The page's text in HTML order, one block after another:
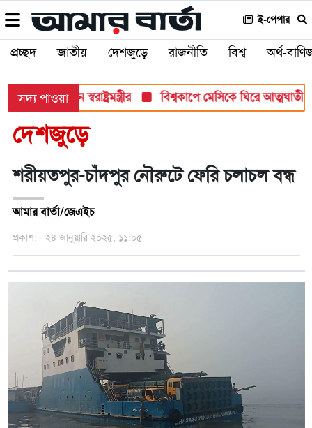
ই-পেপার
প্রচ্ছদ জাতীয় দেশজুড়ে রাজনীতি বিশ্ব অর্থ-
সদ্য পাওয়া
প্রতি আহ্বান স্বরাষ্ট্রমন্ত্রীর বিশ্বকাপে মেসিকে ঘিরে আত্মঘাতী
দেশজুড়ে
শরীয়তপুর-চাঁদপুর নৌরুটে ফেরি চলাচল বন্ধ
আমার বার্তা/জেএইচ
প্রকাশ: ২৪ জানুয়ারি ২০২৫, ১১:০৫